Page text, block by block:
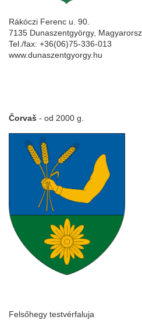
Rákóczi Ferenc u. 90.
7135 Dunaszentgyörgy,
Tel./fax: +36(06)75-336-013
www.dunaszentgyorgy.hu
Čorvaš - od 2000 g.
Felsőhegy testvérfaluja